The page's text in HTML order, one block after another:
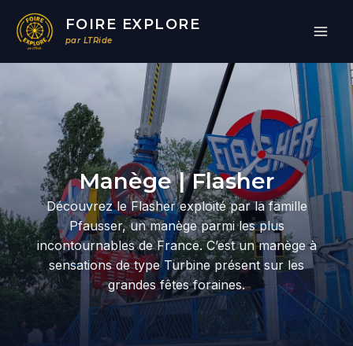
contenu
FOIRE EXPLORE
par LTRide
Manège | Flasher
Découvrez le Flasher exploité par la famille
Pfausser, un manège parmi les plus
incontournables de France. C’est un manège à
sensations de type Turbine présent sur les
grandes fêtes foraines.